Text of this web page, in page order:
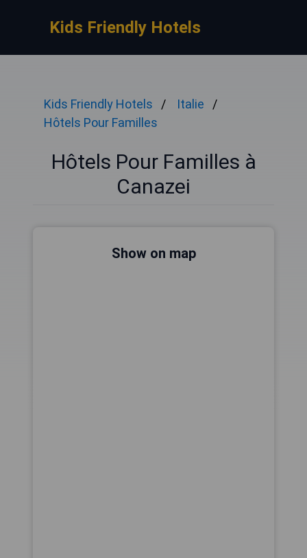
Kids Friendly Hotels
Kids Friendly Hotels
Italie
Hôtels Pour Familles
Hôtels Pour Familles à
Canazei
Show on map